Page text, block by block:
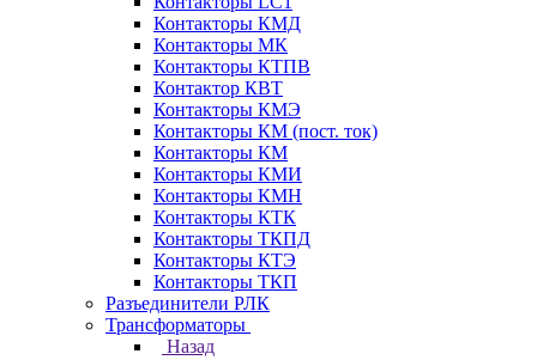
Контакторы КМД
Контакторы МК
Контакторы КТПВ
Контактор КВТ
Контакторы КМЭ
Контакторы КМ (пост. ток)
Контакторы КМ
Контакторы КМИ
Контакторы КМН
Контакторы КТК
Контакторы ТКПД
Контакторы КТЭ
Контакторы ТКП
Разъединители РЛК
Трансформаторы
Назад